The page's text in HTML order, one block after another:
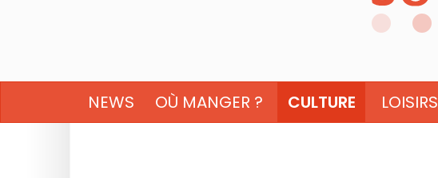
NEWS OÙ MANGER ? CULTURE LOISIRS